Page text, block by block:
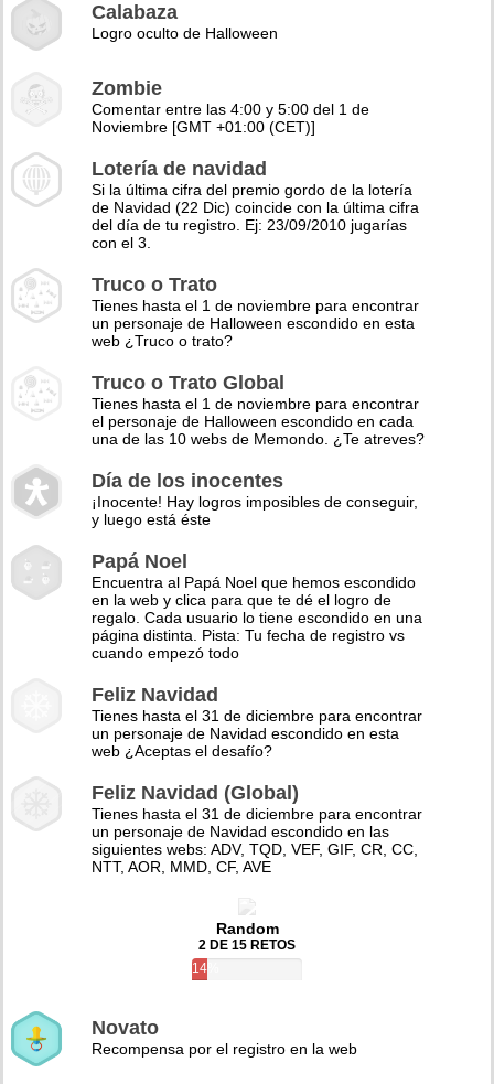
Calabaza
Logro oculto de Halloween
Zombie
Comentar entre las 4:00 y 5:00 del 1 de
Noviembre [GMT +01:00 (CET)]
Lotería de navidad
Si la última cifra del premio gordo de la lotería
de Navidad (22 Dic) coincide con la última cifra
del día de tu registro. Ej: 23/09/2010 jugarías
con el 3.
Truco o Trato
Tienes hasta el 1 de noviembre para encontrar
un personaje de Halloween escondido en esta
web ¿Truco o trato?
Truco o Trato Global
Tienes hasta el 1 de noviembre para encontrar
el personaje de Halloween escondido en cada
una de las 10 webs de Memondo. ¿Te atreves?
Día de los inocentes
¡Inocente! Hay logros imposibles de conseguir,
y luego está éste
Papá Noel
Encuentra al Papá Noel que hemos escondido
en la web y clica para que te dé el logro de
regalo. Cada usuario lo tiene escondido en una
página distinta. Pista: Tu fecha de registro vs
cuando empezó todo
Feliz Navidad
Tienes hasta el 31 de diciembre para encontrar
un personaje de Navidad escondido en esta
web ¿Aceptas el desafío?
Feliz Navidad (Global)
Tienes hasta el 31 de diciembre para encontrar
un personaje de Navidad escondido en las
siguientes webs: ADV, TQD, VEF, GIF, CR, CC,
NTT, AOR, MMD, CF, AVE
Random
2 DE 15 RETOS
14%
Novato
Recompensa por el registro en la web